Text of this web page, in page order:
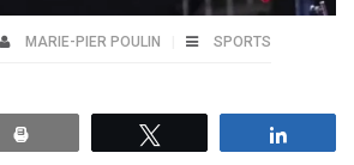
MARIE-PIER POULIN SPORTS